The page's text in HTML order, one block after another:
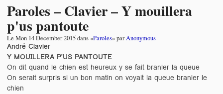
Paroles – Clavier – Y mouillera
p'us pantoute
Le Mon 14 December 2015dans «Paroles» parAnonymous
André Clavier
Y MOUILLERA P'US PANTOUTE
On dit quand le chien est heureux y se fait branler la queue
On serait surpris si un bon matin on voyait la queue branler le
chien